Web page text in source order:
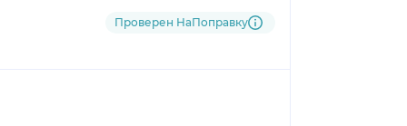
Проверен НаПоправку